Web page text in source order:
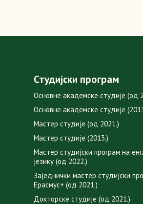
Студијски програм
Основне академске студије (од
Основне академске студије
Мастер студије (од 2021.)
Мастер студије (2013.)
Мастер студијски програм на
језику (од 2022.)
Заједнички мастер студијски
Ерасмус+ (од 2021.)
Докторске студије (од 2021.)